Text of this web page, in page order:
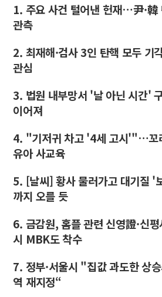
1. 주요 사건 털어낸 헌재…尹·韓
관측
2. 최재해·검사 3인 탄핵 모두
관심
3. 법원 내부망서 '날 아닌 시간'
이어져
4. "기저귀 차고 '4세 고시'"…꼬
유아 사교육
5. [날씨] 황사 물러가고 대기질
까지 오를 듯
6. 금감원, 홈플 관련 신영證·신
시 MBK도 착수
7. 정부·서울시 "집값 과도한 상
역 재지정“